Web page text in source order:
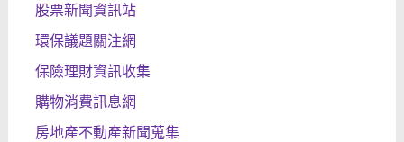
股票新聞資訊站
環保議題關注網
保險理財資訊收集
購物消費訊息網
房地產不動產新聞蒐集